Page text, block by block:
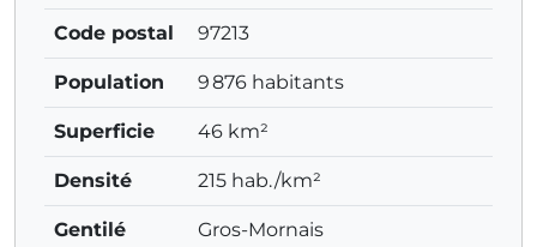
Code postal 97213
Population 9 876 habitants
Superficie 46 km²
Densité 215 hab./km²
Gentilé Gros-Mornais